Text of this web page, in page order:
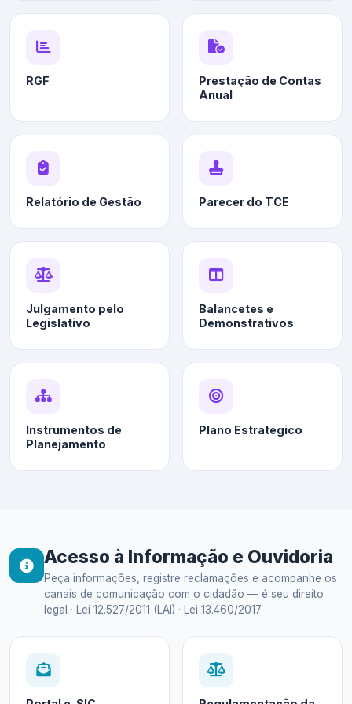
RGF
Prestação de Contas
Anual
Relatório de Gestão Parecer do TCE
Julgamento pelo
Legislativo
Balancetes e
Demonstrativos
Instrumentos de
Planejamento
Plano Estratégico
Acesso à Informação e Ouvidoria
Peça informações, registre reclamações e acompanhe os
canais de comunicação com o cidadão — é seu direito
legal · Lei 12.527/2011 (LAI) · Lei 13.460/2017